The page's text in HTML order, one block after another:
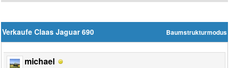
Baumstrukturmodus
Verkaufe Claas Jaguar 690
michael